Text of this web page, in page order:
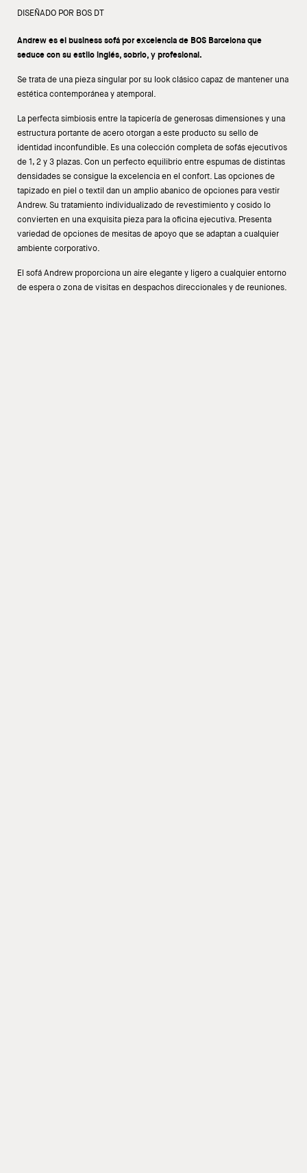
DISEÑADO POR BOS DT
Andrew es el business sofá por excelencia de BOS Barcelona que
seduce con su estilo inglés, sobrio, y profesional.
Se trata de una pieza singular por su look clásico capaz de mantener una
estética contemporánea y atemporal.
La perfecta simbiosis entre la tapicería de generosas dimensiones y una
estructura portante de acero otorgan a este producto su sello de
identidad inconfundible. Es una colección completa de sofás ejecutivos
de 1, 2 y 3 plazas. Con un perfecto equilibrio entre espumas de distintas
densidades se consigue la excelencia en el confort. Las opciones de
tapizado en piel o textil dan un amplio abanico de opciones para vestir
Andrew. Su tratamiento individualizado de revestimiento y cosido lo
convierten en una exquisita pieza para la oficina ejecutiva. Presenta
variedad de opciones de mesitas de apoyo que se adaptan a cualquier
ambiente corporativo.
El sofá Andrew proporciona un aire elegante y ligero a cualquier entorno
de espera o zona de visitas en despachos direccionales y de reuniones.